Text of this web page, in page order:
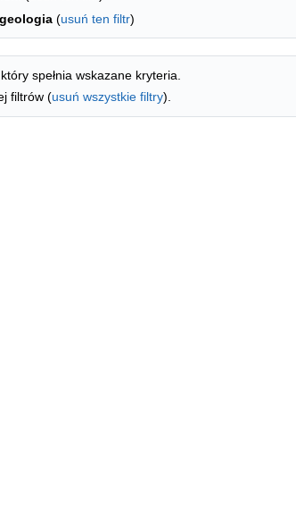
geologia (usuń ten filtr)
spełnia wskazane kryteria.
filtrów (usuń wszystkie filtry).